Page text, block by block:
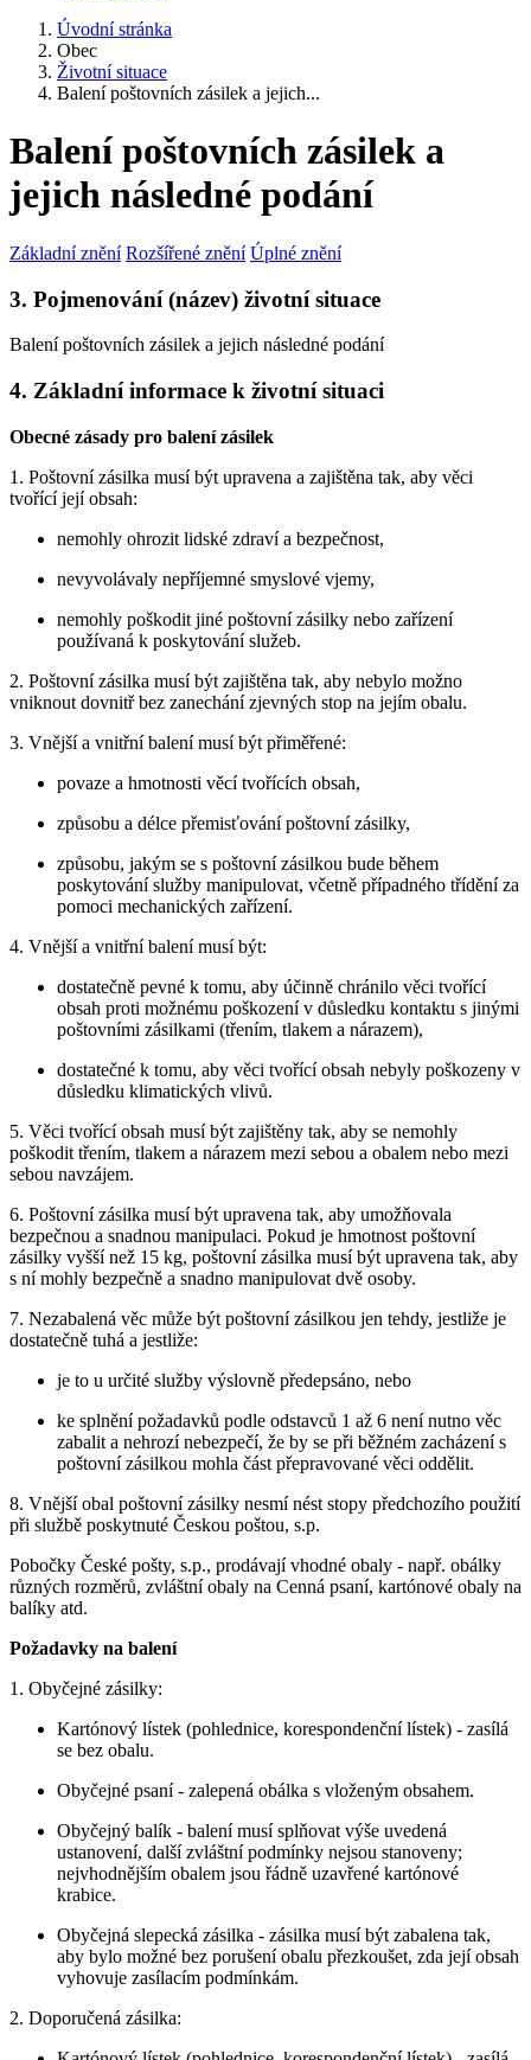
Úvodní stránka
Obec
Životní situace
Balení poštovních zásilek a jejich...
Balení poštovních zásilek a
jejich následné podání
Základní znění Rozšířené znění Úplné znění
3. Pojmenování (název) životní situace
Balení poštovních zásilek a jejich následné podání
4. Základní informace k životní situaci
Obecné zásady pro balení zásilek
1. Poštovní zásilka musí být upravena a zajištěna tak, aby věci
tvořící její obsah:
nemohly ohrozit lidské zdraví a bezpečnost,
nevyvolávaly nepříjemné smyslové vjemy,
nemohly poškodit jiné poštovní zásilky nebo zařízení
používaná k poskytování služeb.
2. Poštovní zásilka musí být zajištěna tak, aby nebylo možno
vniknout dovnitř bez zanechání zjevných stop na jejím obalu.
3. Vnější a vnitřní balení musí být přiměřené:
povaze a hmotnosti věcí tvořících obsah,
způsobu a délce přemisťování poštovní zásilky,
způsobu, jakým se s poštovní zásilkou bude během
poskytování služby manipulovat, včetně případného třídění za
pomoci mechanických zařízení.
4. Vnější a vnitřní balení musí být:
dostatečně pevné k tomu, aby účinně chránilo věci tvořící
obsah proti možnému poškození v důsledku kontaktu s jinými
poštovními zásilkami (třením, tlakem a nárazem),
dostatečné k tomu, aby věci tvořící obsah nebyly poškozeny v
důsledku klimatických vlivů.
5. Věci tvořící obsah musí být zajištěny tak, aby se nemohly
poškodit třením, tlakem a nárazem mezi sebou a obalem nebo mezi
sebou navzájem.
6. Poštovní zásilka musí být upravena tak, aby umožňovala
bezpečnou a snadnou manipulaci. Pokud je hmotnost poštovní
zásilky vyšší než 15 kg, poštovní zásilka musí být upravena tak, aby
s ní mohly bezpečně a snadno manipulovat dvě osoby.
7. Nezabalená věc může být poštovní zásilkou jen tehdy, jestliže je
dostatečně tuhá a jestliže:
je to u určité služby výslovně předepsáno, nebo
ke splnění požadavků podle odstavců 1 až 6 není nutno věc
zabalit a nehrozí nebezpečí, že by se při běžném zacházení s
poštovní zásilkou mohla část přepravované věci oddělit.
8. Vnější obal poštovní zásilky nesmí nést stopy předchozího použití
při službě poskytnuté Českou poštou, s.p.
Pobočky České pošty, s.p., prodávají vhodné obaly - např. obálky
různých rozměrů, zvláštní obaly na Cenná psaní, kartónové obaly na
balíky atd.
Požadavky na balení
1. Obyčejné zásilky:
Kartónový lístek (pohlednice, korespondenční lístek) - zasílá
se bez obalu.
Obyčejné psaní - zalepená obálka s vloženým obsahem.
Obyčejný balík - balení musí splňovat výše uvedená
ustanovení, další zvláštní podmínky nejsou stanoveny;
nejvhodnějším obalem jsou řádně uzavřené kartónové
krabice.
Obyčejná slepecká zásilka - zásilka musí být zabalena tak,
aby bylo možné bez porušení obalu přezkoušet, zda její obsah
vyhovuje zasílacím podmínkám.
2. Doporučená zásilka: